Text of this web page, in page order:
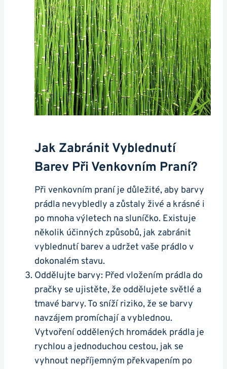
Jak Zabránit Vyblednutí
Barev Při Venkovním Praní?
Při venkovním praní je důležité, aby barvy
prádla nevybledly a zůstaly​ živé a krásné ⁣i
po mnoha výletech na sluníčko.‍ Existuje
několik účinných ⁢způsobů, jak zabránit
vyblednutí ​barev a udržet vaše prádlo⁢ v
dokonalém stavu.
Oddělujte barvy: Před vložením prádla do
pračky se ​ujistěte, že ‌oddělujete světlé a
tmavé barvy. To sníží riziko, že se barvy
navzájem promíchají a vyblednou.
Vytvoření oddělených hromádek prádla⁣ je
rychlou a jednoduchou cestou, jak ‍se
vyhnout nepříjemným překvapením po